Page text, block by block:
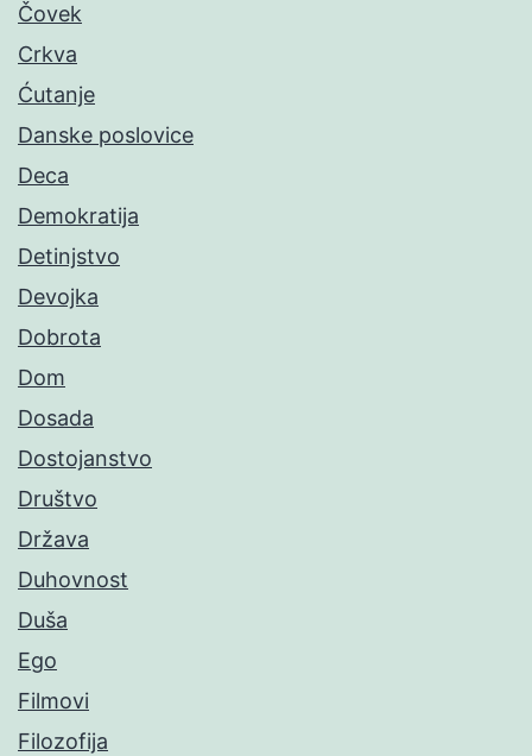
Čovek
Crkva
Ćutanje
Danske poslovice
Deca
Demokratija
Detinjstvo
Devojka
Dobrota
Dom
Dosada
Dostojanstvo
Društvo
Država
Duhovnost
Duša
Ego
Filmovi
Filozofija